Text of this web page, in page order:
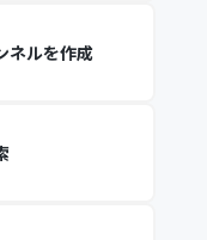
ネルを作成